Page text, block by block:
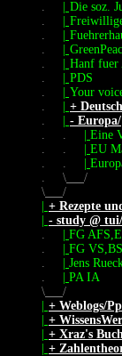
.
.
.
.
.
.
.
.
.
.
.
.
.
Die soz.
Hanf fuer
PDS
Your
+
- Europa/
.
.
.
Eine
EU
\
/
\
/
+ Rezepte
- study @ tui/
.
.
.
.
FG
FG VS,BS
Jens
PA IA
\
/
+ Weblogs/
+
+ Xraz's
+